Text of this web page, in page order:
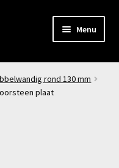
Menu
rond 130 mm
plaat